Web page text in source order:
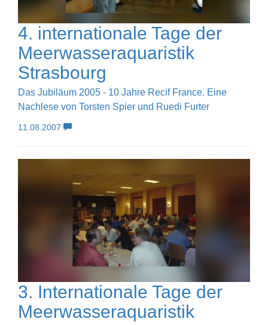
4. internationale Tage der
Meerwasseraquaristik
Strasbourg
Das Jubiläum 2005 - 10 Jahre Recif France. Eine
Nachlese von Torsten Spier und Ruedi Furter
11.08.2007
3. Internationale Tage der
Meerwasseraquaristik